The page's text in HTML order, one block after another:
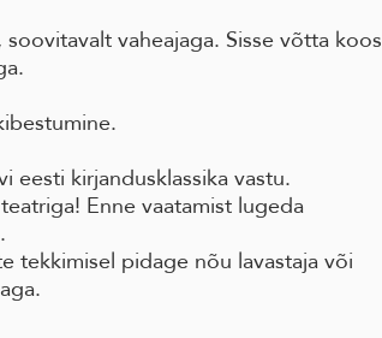
vaheajaga. Sisse võtta koos
eesti kirjandusklassika vastu.
Enne vaatamist lugeda
tekkimisel pidage nõu lavastaja või